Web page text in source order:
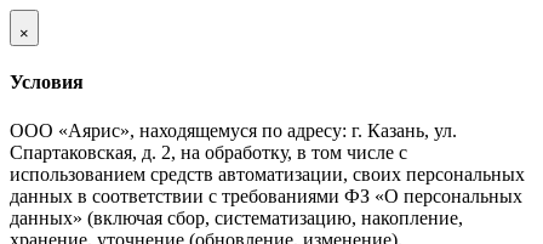
×
Условия
ООО «Аярис», находящемуся по адресу: г. Казань, ул.
Спартаковская, д. 2, на обработку, в том числе с
использованием средств автоматизации, своих персональных
данных в соответствии с требованиями ФЗ «О персональных
данных» (включая сбор, систематизацию, накопление,
хранение, уточнение (обновление, изменение),